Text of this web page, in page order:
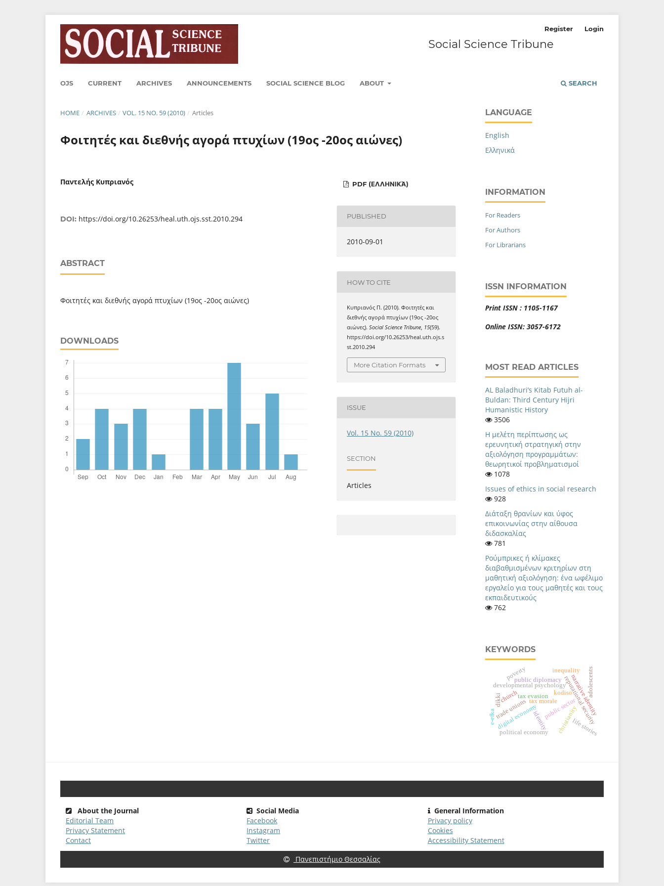
Social Science Tribune
OJS CURRENT ARCHIVES ANNOUNCEMENTS SOCIAL SCIENCE BLOG ABOUT SEARCH
Register Login
HOME / ARCHIVES / VOL. 15 NO. 59 (2010) / Articles
Φοιτητές και διεθνής αγορά πτυχίων (19ος -20ος αιώνες)
Παντελής Κυπριανός
DOI: https://doi.org/10.26253/heal.uth.ojs.sst.2010.294
ABSTRACT
Φοιτητές και διεθνής αγορά πτυχίων (19ος -20ος αιώνες)
DOWNLOADS
PDF (ΕΛΛΗΝΙΚΆ)
PUBLISHED
2010-09-01
HOW TO CITE
Κυπριανός Π. (2010). Φοιτητές και
διεθνής αγορά πτυχίων (19ος -20ος
αιώνες).Social Science Tribune, 15(59).
https://doi.org/10.26253/heal.uth.ojs.s
st.2010.294
More Citation Formats
ISSUE
Vol. 15 No. 59 (2010)
SECTION
Articles
LANGUAGE
English
Ελληνικά
INFORMATION
For Readers
For Authors
For Librarians
ISSN INFORMATION
Print ISSN : 1105-1167
Online ISSN: 3057-6172
MOST READ ARTICLES
AL Baladhuri’s Kitab Futuh al-
Buldan: Third Century Hijri
Humanistic History
3506
Η μελέτη περίπτωσης ως
ερευνητική στρατηγική στην
αξιολόγηση προγραμμάτων:
θεωρητικοί προβληματισμοί
1078
Issues of ethics in social research
928
Διάταξη θρανίων και ύφος
επικοινωνίας στην αίθουσα
διδασκαλίας
781
Ρούμπρικες ή κλίμακες
διαβαθμισμένων κριτηρίων στη
μαθητική αξιολόγηση: ένα ωφέλιμο
εργαλείο για τους μαθητές και τους
εκπαιδευτικούς
762
KEYWORDS
developmental psychology
tax evasion
tax morale
church
christianity
trade unions
public diplomacy reputational security
digital economyidentity
narrative identity
life stories
political economy
poverty adolescents
dikki public sector
e-efka
kodiso
inequality
About the Journal
Editorial Team
Privacy Statement
Contact
Social Media
Facebook
Instagram
Twitter
General Information
Privacy policy
Cookies
Accessibility Statement
Πανεπιστήμιο Θεσσαλίας